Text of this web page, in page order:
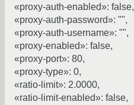
«proxy-auth-enabled»: false,
«proxy-auth-password»: "",
«proxy-auth-username»: "",
«proxy-enabled»: false,
«proxy-port»: 80,
«proxy-type»: 0,
«ratio-limit»: 2.0000,
«ratio-limit-enabled»: false,